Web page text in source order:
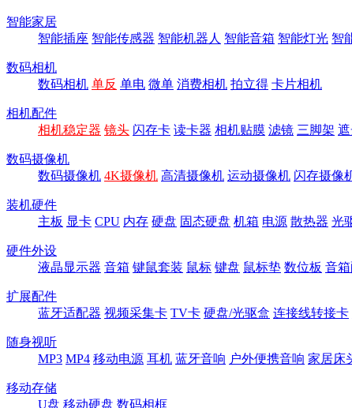
智能家居
智能插座 智能传感器 智能机器人 智能音箱 智能灯光 智
数码相机
数码相机 单反 单电 微单 消费相机 拍立得 卡片相机
相机配件
相机稳定器 镜头 闪存卡 读卡器 相机贴膜 滤镜 三脚架
数码摄像机
数码摄像机 4K摄像机 高清摄像机 运动摄像机 闪存摄像
装机硬件
主板 显卡 CPU 内存 硬盘 固态硬盘 机箱 电源 散热器 光
硬件外设
液晶显示器 音箱 键鼠套装 鼠标 键盘 鼠标垫 数位板 音
扩展配件
蓝牙适配器 视频采集卡 TV卡 硬盘/光驱盒 连接线转接卡
随身视听
MP3 MP4 移动电源 耳机 蓝牙音响 户外便携音响 家居床
移动存储
U盘 移动硬盘 数码相框